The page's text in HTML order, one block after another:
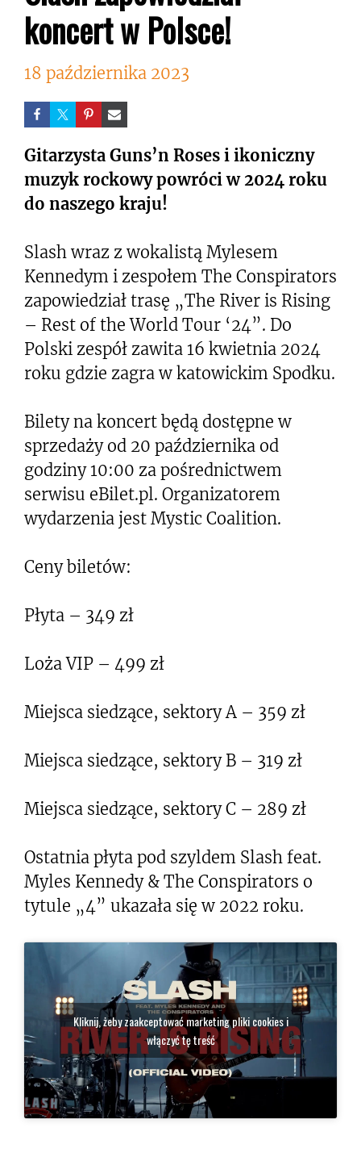
koncert w Polsce!
18 października 2023
Gitarzysta Guns’n Roses i ikoniczny
muzyk rockowy powróci w 2024 roku
do naszego kraju!
Slash wraz z wokalistą Mylesem
Kennedym i zespołem The Conspirators
zapowiedział trasę „The River is Rising
– Rest of the World Tour ‘24”. Do
Polski zespół zawita 16 kwietnia 2024
roku gdzie zagra w katowickim Spodku.
Bilety na koncert będą dostępne w
sprzedaży od 20 października od
godziny 10:00 za pośrednictwem
serwisu eBilet.pl. Organizatorem
wydarzenia jest Mystic Coalition.
Ceny biletów:
Płyta – 349 zł
Loża VIP – 499 zł
Miejsca siedzące, sektory A – 359 zł
Miejsca siedzące, sektory B – 319 zł
Miejsca siedzące, sektory C – 289 zł
Ostatnia płyta pod szyldem Slash feat.
Myles Kennedy & The Conspirators o
tytule „4” ukazała się w 2022 roku.
Kliknij, żeby zaakceptować marketing pliki cookies i
włączyć tę treść